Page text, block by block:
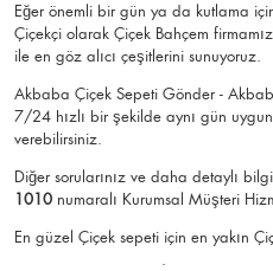
Eğer önemli bir gün ya da kutlama
Çiçekçi olarak Çiçek Bahçem
ile en göz alıcı çeşitlerini sunuyoruz.
Akbaba Çiçek Sepeti Gönder -
7/24 hızlı bir şekilde aynı gün
verebilirsiniz.
Diğer sorularınız ve daha detaylı
1010 numaralı Kurumsal Müşteri
En güzel Çiçek sepeti için en yakın
.